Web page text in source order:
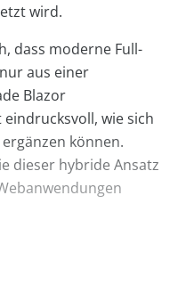
wird.
dass moderne Full-
aus einer
Blazor
wie sich
können.
dieser hybride Ansatz